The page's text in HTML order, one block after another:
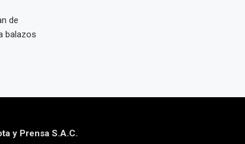
de
balazos
y Prensa S.A.C.